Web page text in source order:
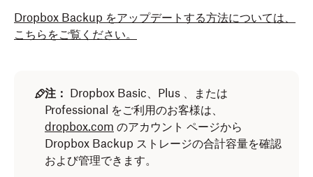
Dropbox Backup をアップデートする方法については、
こちらをご覧ください。
注： Dropbox Basic、Plus 、または
Professional をご利用のお客様は、
dropbox.com のアカウント ページから
Dropbox Backup ストレージの合計容量を確認
および管理できます。